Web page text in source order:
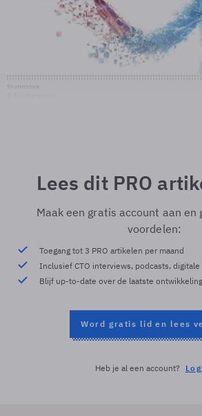
Lees dit PRO
Maak een gratis account aan en
voordelen:
Toegang tot 3 PRO artikelen per maand
Inclusief CTO interviews, podcasts,
Blijf up-to-date over de laatste
Word gratis lid en lees
Heb je al een account?